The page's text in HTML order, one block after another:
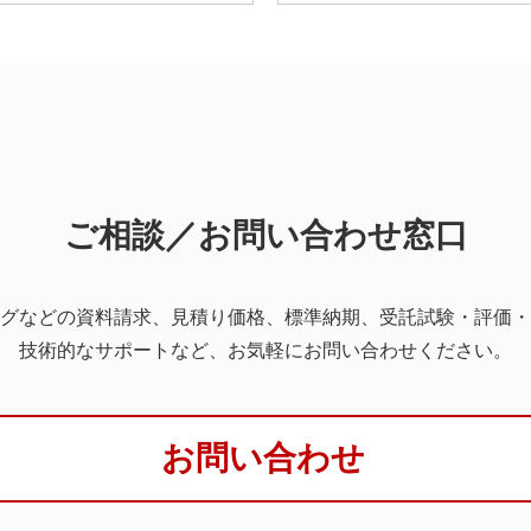
ご相談／お問い合わせ窓口
などの資料請求、見積り価格、標準納期、受託試験・評価
技術的なサポートなど、お気軽にお問い合わせください。
お問い合わせ